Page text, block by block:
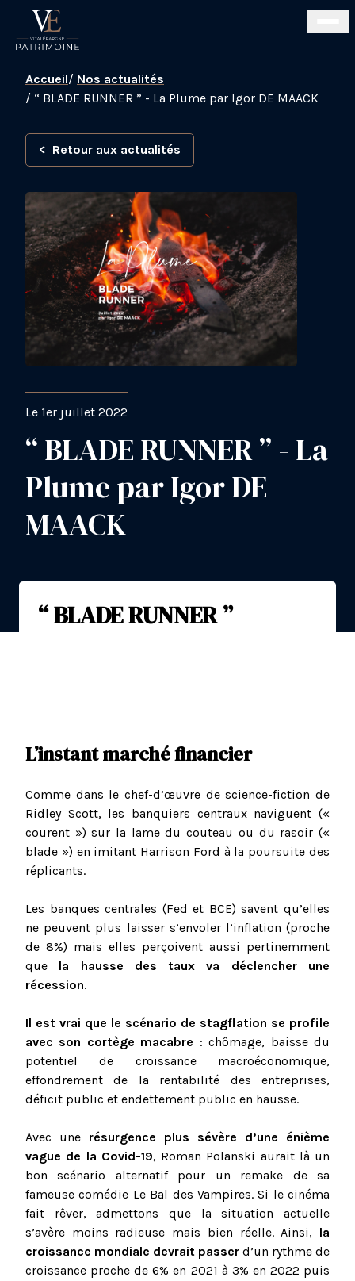
Accueil/ Nos actualités
/ “ BLADE RUNNER ” - La Plume par Igor DE MAACK
< Retour aux actualités
Le 1er juillet 2022
“ BLADE RUNNER ” - La
Plume par Igor DE
MAACK
“ BLADE RUNNER ”
L’instant marché financier
Comme dans le chef-d’œuvre de science-fiction de
Ridley Scott, les banquiers centraux naviguent («
courent ») sur la lame du couteau ou du rasoir («
blade ») en imitant Harrison Ford à la poursuite des
réplicants.
Les banques centrales (Fed et BCE) savent qu’elles
ne peuvent plus laisser s’envoler l’inflation (proche
de 8%) mais elles perçoivent aussi pertinemment
que la hausse des taux va déclencher une
récession.
Il est vrai que le scénario de stagflation se profile
avec son cortège macabre : chômage, baisse du
potentiel de croissance macroéconomique,
effondrement de la rentabilité des entreprises,
déficit public et endettement public en hausse.
Avec une résurgence plus sévère d’une énième
vague de la Covid-19, Roman Polanski aurait là un
bon scénario alternatif pour un remake de sa
fameuse comédie Le Bal des Vampires. Si le cinéma
fait rêver, admettons que la situation actuelle
s’avère moins radieuse mais bien réelle. Ainsi, la
croissance mondiale devrait passer d’un rythme de
croissance proche de 6% en 2021 à 3% en 2022 puis